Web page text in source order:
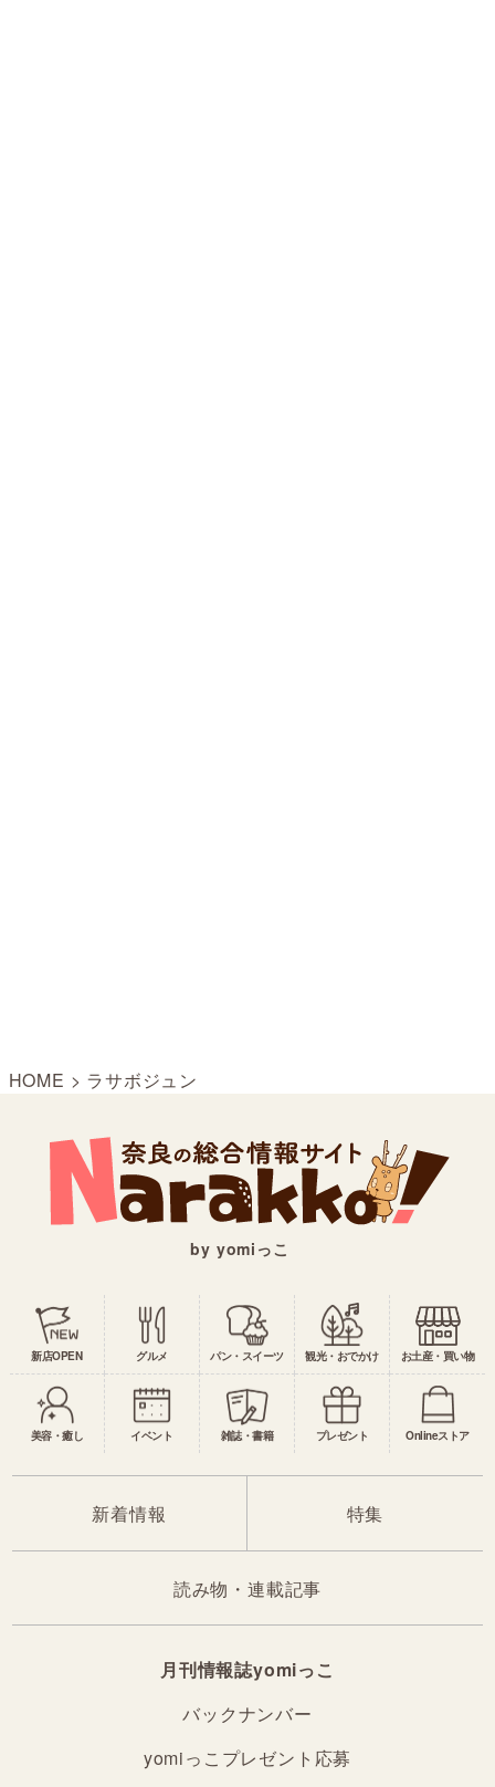
HOME > ラサボジュン
by yomiっこ
新店OPEN グルメ パン・スイーツ 観光・おでかけ お土産・買い物
美容・癒し イベント 雑誌・書籍 プレゼント Onlineストア
新着情報 特集
読み物・連載記事
月刊情報誌yomiっこ
バックナンバー
yomiっこプレゼント応募